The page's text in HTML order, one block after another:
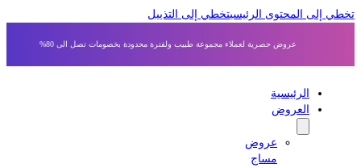
إلى المحتوى الرئيسي تخطي إلى التذييل
عروض حصرية لعملاء مجموعة طبيب ولفترة محدودة بخصومات تصل الى 80%
الرئيسية
العروض
عروض
مساج